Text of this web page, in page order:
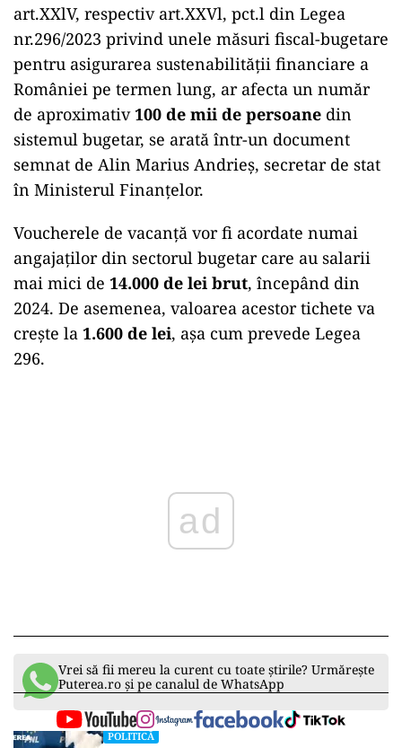
art.XXlV, respectiv art.XXVl, pct.l din Legea
nr.296/2023 privind unele măsuri fiscal-bugetare
pentru asigurarea sustenabilității financiare a
României pe termen lung, ar afecta un număr
de aproximativ100 de mii de persoane din
sistemul bugetar, se arată într-un document
semnat de Alin Marius Andrieș, secretar de stat
în Ministerul Finanțelor.
Voucherele de vacanță vor fi acordate numai
angajaților din sectorul bugetar care au salarii
mai mici de 14.000 de lei brut, începând din
2024. De asemenea, valoarea acestor tichete va
crește la 1.600 de lei, așa cum prevede Legea
296.
ad
Vrei să fii mereu la curent cu toate știrile? Urmărește
Puterea.ro și pe canalul de WhatsApp
POLITICĂ